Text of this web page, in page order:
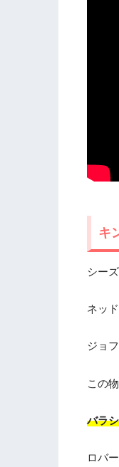
キ
シー
ネッ
ジョ
この
バラ
ロバ